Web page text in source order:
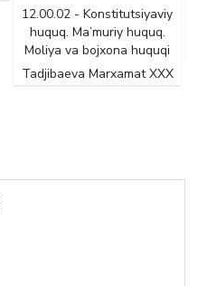
12.00.02 - Konstitutsiyaviy
huquq. Ma’muriy huquq.
Moliya va bojxona huquqi
Tadjibaeva Marxamat XXX